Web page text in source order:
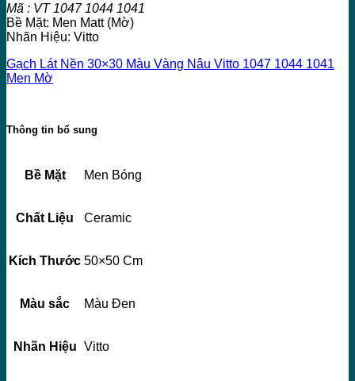
Mã : VT 1047 1044 1041
Bề Mặt: Men Matt (Mờ)
Nhãn Hiệu: Vitto
Gạch Lát Nền 30×30 Màu Vàng Nâu Vitto 1047 1044 1041
Men Mờ
Thông tin bổ sung
Bề Mặt Men Bóng
Chất Liệu Ceramic
Kích Thước 50×50 Cm
Màu sắc Màu Đen
Nhãn Hiệu Vitto